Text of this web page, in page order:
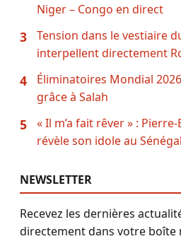
Niger – Congo en direct
3
Tension dans le vestiaire
interpellent directement
4
Éliminatoires Mondial
grâce à Salah
5
« Il m’a fait rêver » :
révèle son idole au Sénégal
NEWSLETTER
Recevez les dernières
directement dans votre boîte